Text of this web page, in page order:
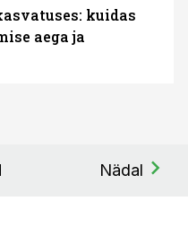
kuidas
aega ja
Nädal